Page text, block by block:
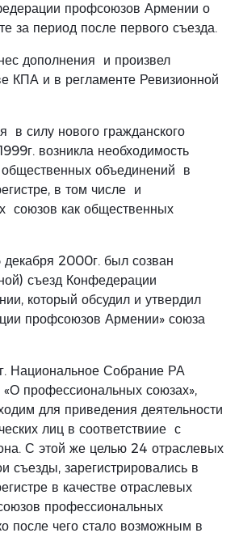
профсоюзов Армении о
за период после первого съезда.
дополнения и произвел
КПА и в регламенте Ревизионной
силу нового гражданского
возникла необходимость
общественных объединений в
в том числе и
союзов как общественных
2000г. был созван
съезд Конфедерации
который обсудил и утвердил
профсоюзов Армении» союза
Национальное Собрание РА
профессиональных союзах»,
для приведения деятельности
лиц в соответствиие с
С этой же целью 24 отраслевых
съезды, зарегистрировались в
в качестве отраслевых
профессиональных
после чего стало возможным в